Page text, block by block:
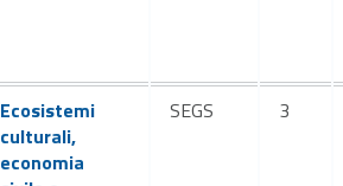
Link identifier #identifier__78937-22
Ecosistemi
culturali,
economia
SEGS 3